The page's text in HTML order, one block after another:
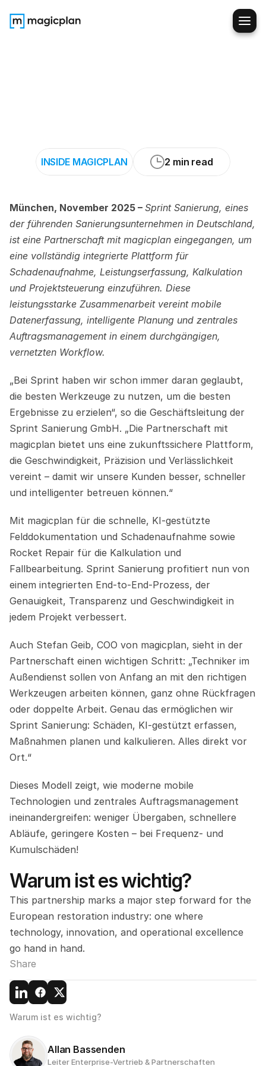
INSIDE MAGICPLAN 2 min read
München, November 2025 – Sprint Sanierung, eines
der führenden Sanierungsunternehmen in Deutschland,
ist eine Partnerschaft mit magicplan eingegangen, um
eine vollständig integrierte Plattform für
Schadenaufnahme, Leistungserfassung, Kalkulation
und Projektsteuerung einzuführen. Diese
leistungsstarke Zusammenarbeit vereint mobile
Datenerfassung, intelligente Planung und zentrales
Auftragsmanagement in einem durchgängigen,
vernetzten Workflow.
„Bei Sprint haben wir schon immer daran geglaubt,
die besten Werkzeuge zu nutzen, um die besten
Ergebnisse zu erzielen“, so die Geschäftsleitung der
Sprint Sanierung GmbH. „Die Partnerschaft mit
magicplan bietet uns eine zukunftssichere Plattform,
die Geschwindigkeit, Präzision und Verlässlichkeit
vereint – damit wir unsere Kunden besser, schneller
und intelligenter betreuen können.“
Mit magicplan für die schnelle, KI-gestützte
Felddokumentation und Schadenaufnahme sowie
Rocket Repair für die Kalkulation und
Fallbearbeitung. Sprint Sanierung profitiert nun von
einem integrierten End-to-End-Prozess, der
Genauigkeit, Transparenz und Geschwindigkeit in
jedem Projekt verbessert.
Auch Stefan Geib, COO von magicplan, sieht in der
Partnerschaft einen wichtigen Schritt: „Techniker im
Außendienst sollen von Anfang an mit den richtigen
Werkzeugen arbeiten können, ganz ohne Rückfragen
oder doppelte Arbeit. Genau das ermöglichen wir
Sprint Sanierung: Schäden, KI-gestützt erfassen,
Maßnahmen planen und kalkulieren. Alles direkt vor
Ort.“
Dieses Modell zeigt, wie moderne mobile
Technologien und zentrales Auftragsmanagement
ineinandergreifen: weniger Übergaben, schnellere
Abläufe, geringere Kosten – bei Frequenz- und
Kumulschäden!
Warum ist es wichtig?
This partnership marks a major step forward for the
European restoration industry: one where
technology, innovation, and operational excellence
go hand in hand.
Share
Warum ist es wichtig?
Allan Bassenden
Leiter Enterprise-Vertrieb & Partnerschaften